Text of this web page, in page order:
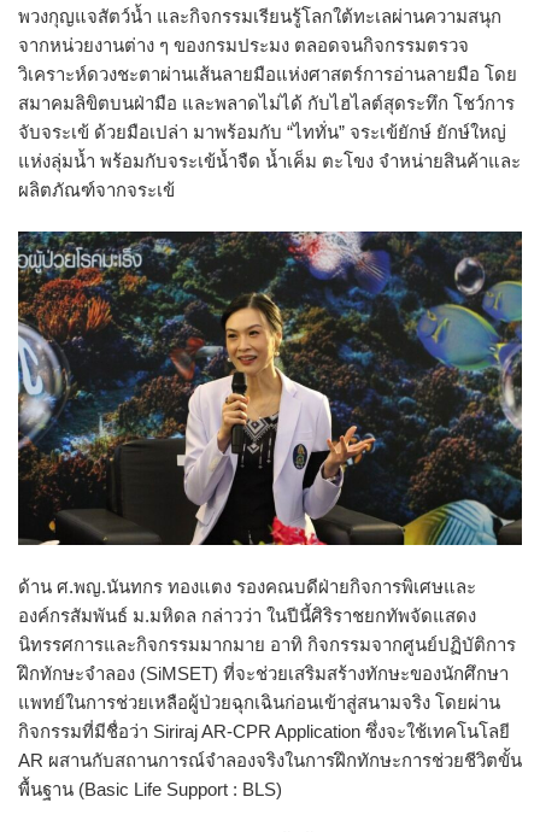
พวงกุญแจสัตว์น้ำ และกิจกรรมเรียนรู้โลกใต้ทะเลผ่านความสนุก
จากหน่วยงานต่าง ๆ ของกรมประมง ตลอดจนกิจกรรมตรวจ
วิเคราะห์ดวงชะตาผ่านเส้นลายมือแห่งศาสตร์การอ่านลายมือ โดย
สมาคมลิขิตบนฝ่ามือ และพลาดไม่ได้ กับไฮไลต์สุดระทึก โชว์การ
จับจระเข้ ด้วยมือเปล่า มาพร้อมกับ “ไททั่น” จระเข้ยักษ์ ยักษ์ใหญ่
แห่งลุ่มน้ำ พร้อมกับจระเข้น้ำจืด น้ำเค็ม ตะโขง จำหน่ายสินค้าและ
ผลิตภัณฑ์จากจระเข้
ด้าน ศ.พญ.นันทกร ทองแตง รองคณบดีฝ่ายกิจการพิเศษและ
องค์กรสัมพันธ์ ม.มหิดล กล่าวว่า ในปีนี้ศิริราชยกทัพจัดแสดง
นิทรรศการและกิจกรรมมากมาย อาทิ กิจกรรมจากศูนย์ปฏิบัติการ
ฝึกทักษะจำลอง (SiMSET) ที่จะช่วยเสริมสร้างทักษะของนักศึกษา
แพทย์ในการช่วยเหลือผู้ป่วยฉุกเฉินก่อนเข้าสู่สนามจริง โดยผ่าน
กิจกรรมที่มีชื่อว่า Siriraj AR-CPR Application ซึ่งจะใช้เทคโนโลยี
AR ผสานกับสถานการณ์จำลองจริงในการฝึกทักษะการช่วยชีวิตขั้น
พื้นฐาน (Basic Life Support : BLS)